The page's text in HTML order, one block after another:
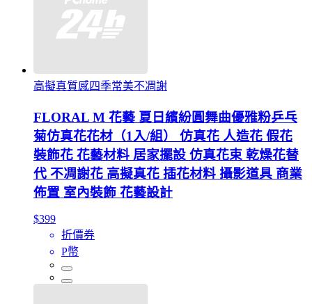
高擬真質感四季常美不凋謝
FLORAL M 花藝 夏日繽紛圓舞曲優雅粉乒乓
菊仿真花花材（1入/組） 仿真花 人造花 假花
裝飾花 花藝材料 居家擺設 仿真花束 乾燥花替
代 不凋謝花 高擬真花 插花材料 攝影道具 商業
佈置 室內裝飾 花藝設計
$399
折價券
P幣